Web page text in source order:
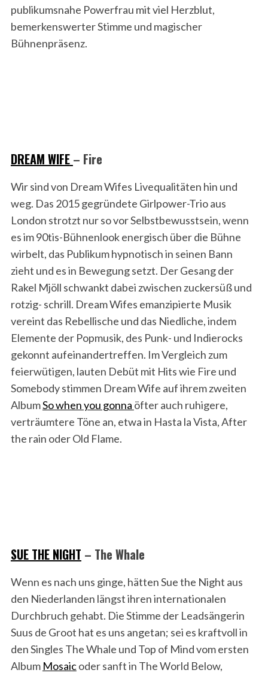
publikumsnahe Powerfrau mit viel Herzblut,
bemerkenswerter Stimme und magischer
Bühnenpräsenz.
DREAM WIFE – Fire
Wir sind von Dream Wifes Livequalitäten hin und
weg. Das 2015 gegründete Girlpower-Trio aus
London strotzt nur so vor Selbstbewusstsein, wenn
es im 90tis-Bühnenlook energisch über die Bühne
wirbelt, das Publikum hypnotisch in seinen Bann
zieht und es in Bewegung setzt. Der Gesang der
Rakel Mjöll schwankt dabei zwischen zuckersüß und
rotzig- schrill. Dream Wifes emanzipierte Musik
vereint das Rebellische und das Niedliche, indem
Elemente der Popmusik, des Punk- und Indierocks
gekonnt aufeinandertreffen. Im Vergleich zum
feierwütigen, lauten Debüt mit Hits wie Fire und
Somebody stimmen Dream Wife auf ihrem zweiten
AlbumSo when you gonna öfter auch ruhigere,
verträumtere Töne an, etwa in Hasta la Vista, After
the rain oder Old Flame.
SUE THE NIGHT – The Whale
Wenn es nach uns ginge, hätten Sue the Night aus
den Niederlanden längst ihren internationalen
Durchbruch gehabt. Die Stimme der Leadsängerin
Suus de Groot hat es uns angetan; sei es kraftvoll in
den Singles The Whale und Top of Mind vom ersten
Album Mosaicoder sanft in The World Below,